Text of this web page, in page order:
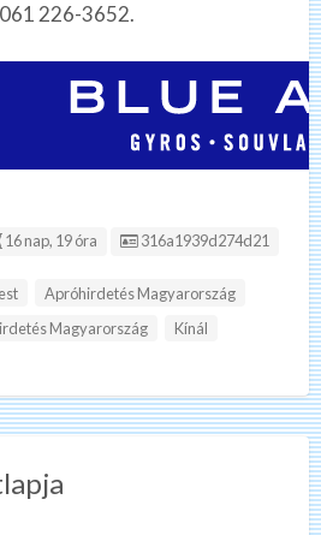
226-3652.
16 nap, 19 óra Hirdetés ID:
316a1939d274d21
Apróhirdetés Magyarország
Magyarország Kínál